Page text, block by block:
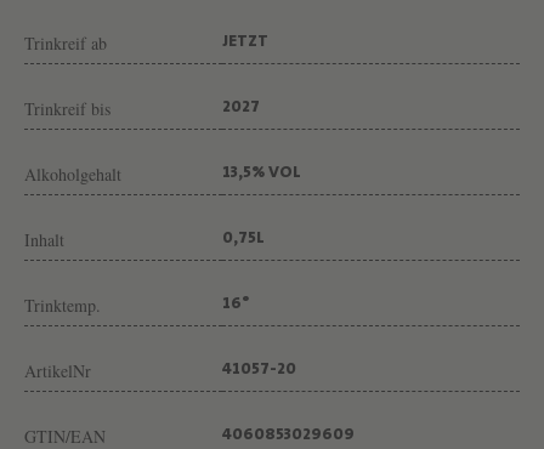
L
Trinkreif ab JETZT
Trinkreif bis 2027
Alkoholgehalt 13,5% VOL
Inhalt 0,75L
Trinktemp. 16°
ArtikelNr 41057-20
GTIN/EAN 4060853029609